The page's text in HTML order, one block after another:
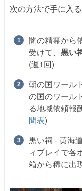
次の方法で手に入る
闇の精霊から
受けて、 黒い
(週1回)
朝の国ワール
の国のワール
る地域依頼報
間表)
黒い祠 - 黄海
ィプレイで各
箱から稀に出